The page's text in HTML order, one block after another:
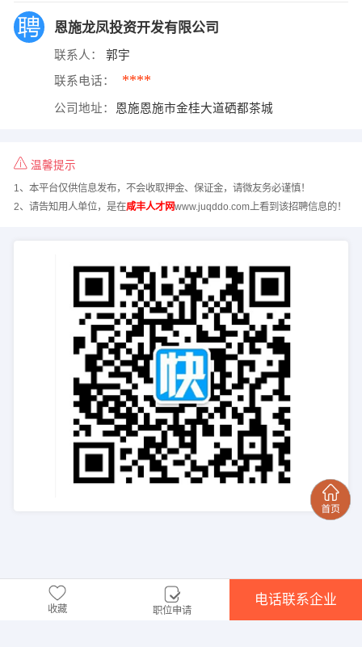
恩施龙凤投资开发有限公司
联系人： 郭宇
联系电话： ****
公司地址： 恩施恩施市金桂大道硒都茶城
温馨提示
1、本平台仅供信息发布，不会收取押金、保证金，请微友务必谨慎！
2、请告知用人单位，是在咸丰人才网www.juqddo.com上看到该招聘信息的！
收藏 职位申请
电话联系企业